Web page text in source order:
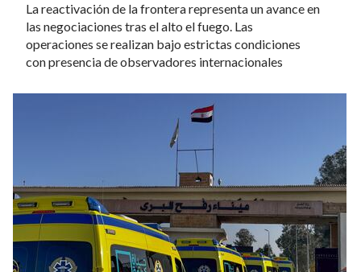
La reactivación de la frontera representa un avance en
las negociaciones tras el alto el fuego. Las
operaciones se realizan bajo estrictas condiciones
con presencia de observadores internacionales